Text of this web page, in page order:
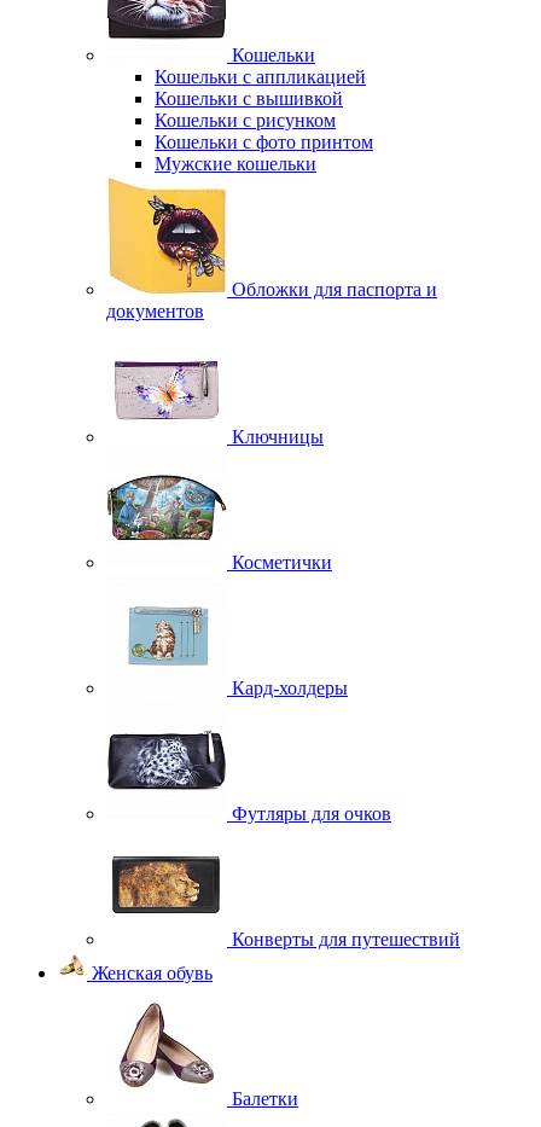
Кошельки
Кошельки с аппликацией
Кошельки с вышивкой
Кошельки с рисунком
Кошельки с фото принтом
Мужские кошельки
Обложки для паспорта и
документов
Ключницы
Косметички
Кард-холдеры
Футляры для очков
Конверты для путешествий
Женская обувь
Балетки